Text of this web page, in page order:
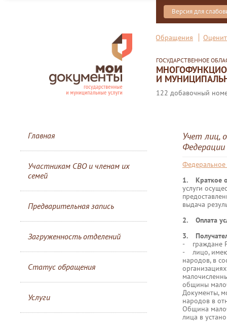
Версия для
Обращения
ГОСУДАРСТВЕННОЕ
И
122 добавочный
Главная
Участникам СВО и членам их
семей
Предварительная запись
Загруженность отделений
Статус обращения
Услуги
Учет лиц,
Федерации
Федеральное
1. Краткое
услуги
выдача
2. Оплата
3.
- граждане
- лицо,
народов, в
общины
Документы,
народов в
Община
лица в